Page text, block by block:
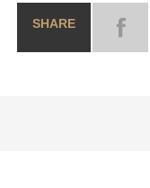
SHARE